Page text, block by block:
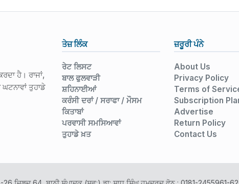
ਹੈ। ਰਾਜਾਂ,
ਤੁਹਾਡੇ
ਤੇਜ਼ ਲਿੰਕ
ਰੇਟ ਲਿਸਟ
ਬਾਲ ਫੁਲਵਾੜੀ
ਸ਼ਹਿਨਾਈਆਂ
ਕਰੰਸੀ ਦਰਾਂ / ਸਰਾਫਾ / ਮੌਸਮ
ਕਿਤਾਬਾਂ
ਪਰਵਾਸੀ ਸਮਸਿਆਵਾਂ
ਤੁਹਾਡੇ ਖ਼ਤ
ਜ਼ਰੂਰੀ ਪੰਨੇ
About Us
Privacy Policy
Terms of
Subscription
Advertise
Return Policy
Contact Us